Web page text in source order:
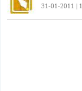
31-01-2011 |